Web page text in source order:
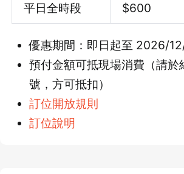
平日全時段 $600
優惠期間：即日起至 2026/
預付金額可抵現場消費（請於
號，方可抵扣）
訂位開放規則
訂位說明